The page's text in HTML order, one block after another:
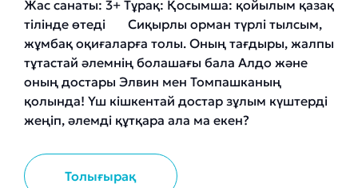
Жас санаты: 3+ Тұрақ: Қосымша: қойылым қазақ
тілінде өтеді Сиқырлы орман түрлі тылсым,
жұмбақ оқиғаларға толы. Оның тағдыры, жалпы
тұтастай әлемнің болашағы бала Алдо және
оның достары Элвин мен Томпашканың
қолында! Үш кішкентай достар зұлым күштерді
жеңіп, әлемді құтқара ала ма екен?
Толығырақ